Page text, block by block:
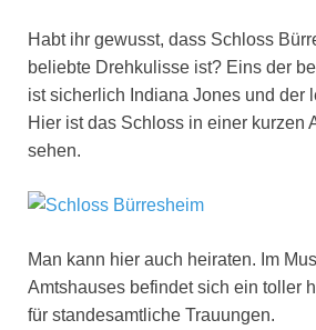
Habt ihr gewusst, dass Schloss
beliebte Drehkulisse ist? Eins der
ist sicherlich Indiana Jones und der
Hier ist das Schloss in einer kurzen
sehen.
Man kann hier auch heiraten. Im
Amtshauses befindet sich ein toller
für standesamtliche Trauungen.